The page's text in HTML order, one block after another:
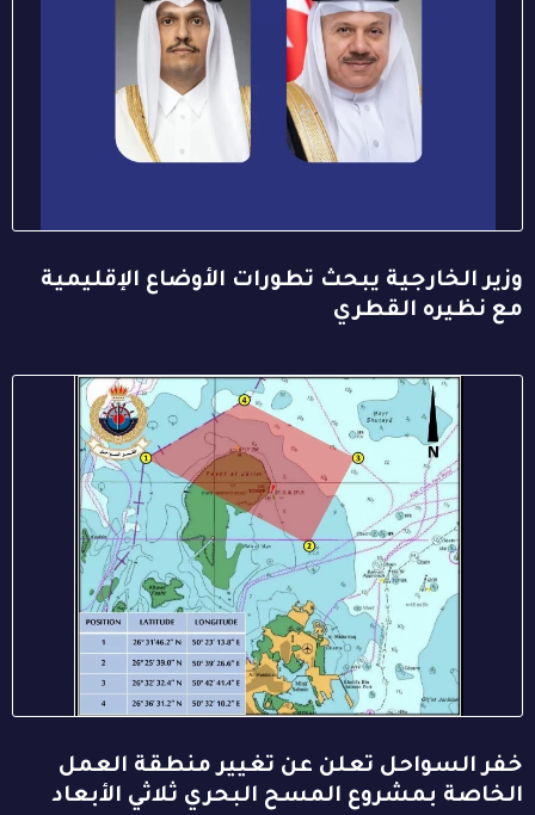
وزير الخارجية يبحث تطورات الأوضاع الإقليمية
مع نظيره القطري
خفر السواحل تعلن عن تغيير منطقة العمل
الخاصة بمشروع المسح البحري ثلاثي الأبعاد